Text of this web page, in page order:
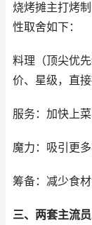
烧烤摊主打烤
性取舍如下：
料理（顶尖优
价、星级，直接
服务：加快上
魔力：吸引更
筹备：减少食
三、两套主流